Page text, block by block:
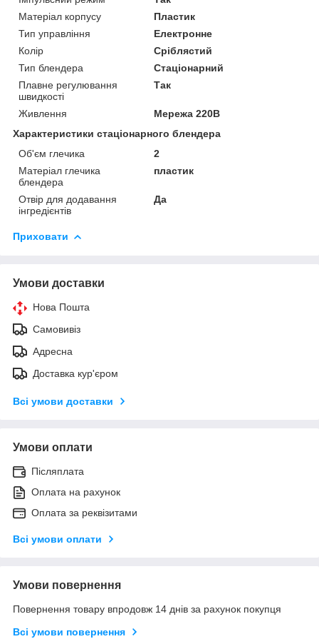
Матеріал корпусу
Пластик
Тип управління
Електронне
Колір
Сріблястий
Тип блендера
Стаціонарний
Плавне регулювання
швидкості
Так
Живлення
Мережа 220В
Характеристики стаціонарного блендера
Об'єм глечика
2
Матеріал глечика
блендера
пластик
Отвір для додавання
інгредієнтів
Да
Приховати
Умови доставки
Нова Пошта
Самовивіз
Адресна
Доставка кур'єром
Всі умови доставки
Умови оплати
Післяплата
Оплата на рахунок
Оплата за реквізитами
Всі умови оплати
Умови повернення
Повернення товару впродовж 14 днів за рахунок покупця
Всі умови повернення